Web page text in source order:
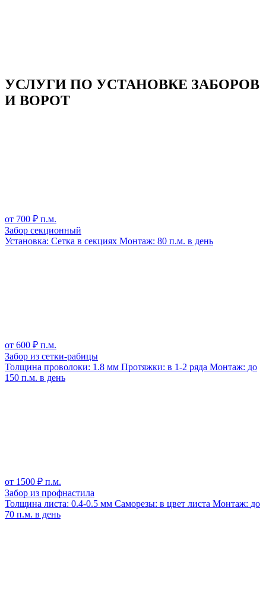
УСЛУГИ ПО УСТАНОВКЕ ЗАБОРОВ
И ВОРОТ
от 700 ₽ п.м.
Забор секционный
Установка: Сетка в секциях Монтаж: 80 п.м. в день
от 600 ₽ п.м.
Забор из сетки-рабицы
Толщина проволоки: 1.8 мм Протяжки: в 1-2 ряда Монтаж: до
150 п.м. в день
от 1500 ₽ п.м.
Забор из профнастила
Толщина листа: 0.4-0.5 мм Саморезы: в цвет листа Монтаж: до
70 п.м. в день